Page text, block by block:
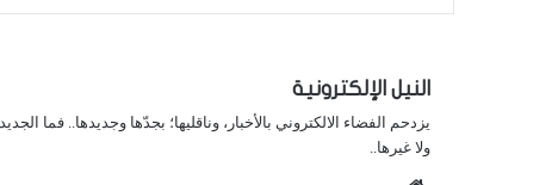
النيل الإلكترونية
يزدحم الفضاء الالكتروني بالأخبار، وناقليها؛ بجدّها وجديدها.. فما
ولا غيرها..